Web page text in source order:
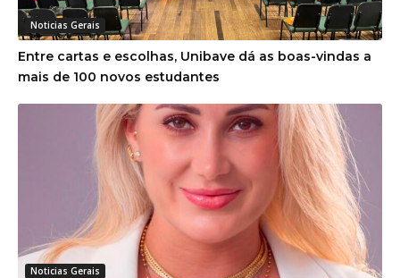
Noticias Gerais
Entre cartas e escolhas, Unibave dá as boas-vindas a
mais de 100 novos estudantes
Noticias Gerais